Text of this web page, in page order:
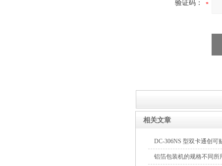
验证码：
相关文章
DC-306NS 型双卡通创
铝箔包装机的规格不同所